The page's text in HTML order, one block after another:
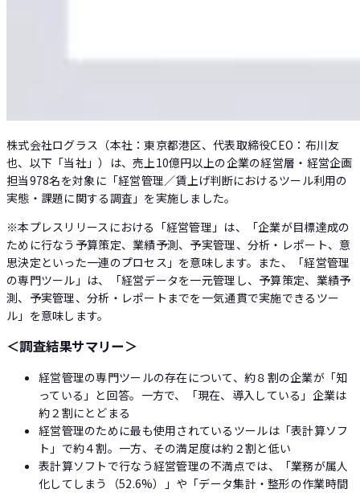
株式会社ログラス（本社：東京都港区、代表取締役CEO：布川友
也、以下「当社」）は、売上10億円以上の企業の経営層・経営企画
担当978名を対象に「経営管理／賃上げ判断におけるツール利用の
実態・課題に関する調査」を実施しました。
※本プレスリリースにおける「経営管理」は、「企業が目標達成の
ために行なう予算策定、業績予測、予実管理、分析・レポート、意
思決定といった一連のプロセス」を意味します。また、「経営管理
の専門ツール」は、「経営データを一元管理し、予算策定、業績予
測、予実管理、分析・レポートまでを一気通貫で実施できるツー
ル」を意味します。
＜調査結果サマリー＞
経営管理の専門ツールの存在について、約８割の企業が「知
っている」と回答。一方で、「現在、導入している」企業は
約２割にとどまる
経営管理のために最も使用されているツールは「表計算ソフ
ト」で約４割。一方、その満足度は約２割と低い
表計算ソフトで行なう経営管理の不満点では、「業務が属人
化してしまう（52.6%）」や「データ集計・整形の作業時間